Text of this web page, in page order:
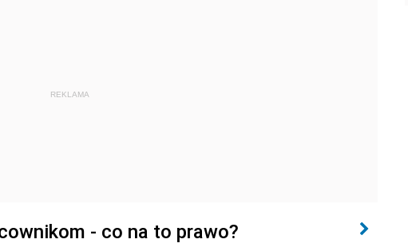
REKLAMA
- co na to prawo?